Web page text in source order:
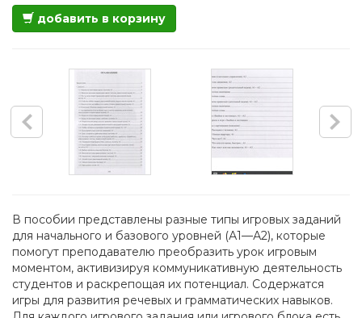
добавить в корзину
В пособии представлены разные типы игровых заданий
для начального и базового уровней (А1—А2), которые
помогут преподавателю преобразить урок игровым
моментом, активизируя коммуникативную деятельность
студентов и раскрепощая их потенциал. Содержатся
игры для развития речевых и грамматических навыков.